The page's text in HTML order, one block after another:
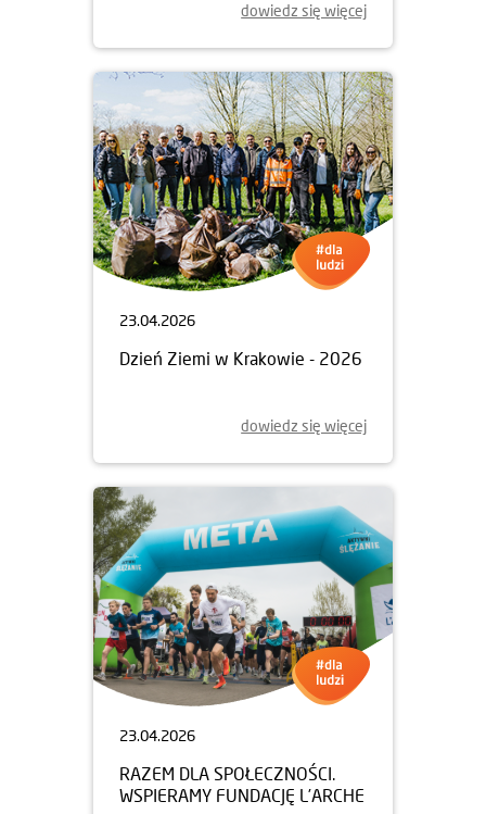
dowiedz się więcej
23.04.2026
Dzień Ziemi w Krakowie - 2026
dowiedz się więcej
23.04.2026
RAZEM DLA SPOŁECZNOŚCI.
WSPIERAMY FUNDACJĘ L’ARCHE